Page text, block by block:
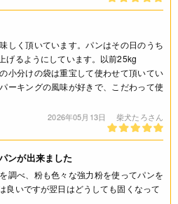
変更する事があります。
値です。原料事情により変動する
了承下さい。
いて◆
売終了になる場合がございます。
る商品は、ご購入可能な状態にあっ
しく頂いています。パンはその日のうち
げるようにしています。以前25kg
小分けの袋は重宝して使わせて頂いてい
ーキングの風味が好きで、こだわって使
2026年05月13日 柴犬たろさん
ンが出来ました
調べ、粉も色々な強力粉を使ってパンを
良いですが翌日はどうしても固くなって